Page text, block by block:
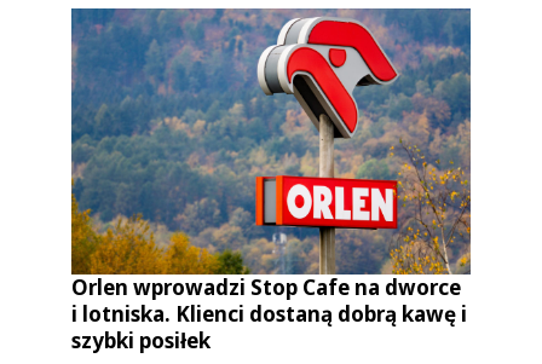
Orlen wprowadzi Stop Cafe na dworce
i lotniska. Klienci dostaną dobrą kawę i
szybki posiłek